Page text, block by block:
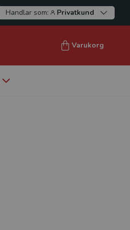
Handlar som: Privatkund
Varukorg